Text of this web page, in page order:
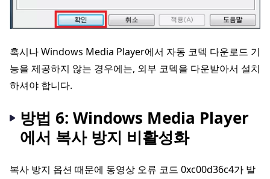
혹시나 Windows Media Player에서 자동 코덱 다운로드 기
능을 제공하지 않는 경우에는, 외부 코덱을 다운받아서 설치
하셔야 합니다.
방법 6: Windows Media Player
에서 복사 방지 비활성화
복사 방지 옵션 때문에 동영상 오류 코드 0xc00d36c4가 발